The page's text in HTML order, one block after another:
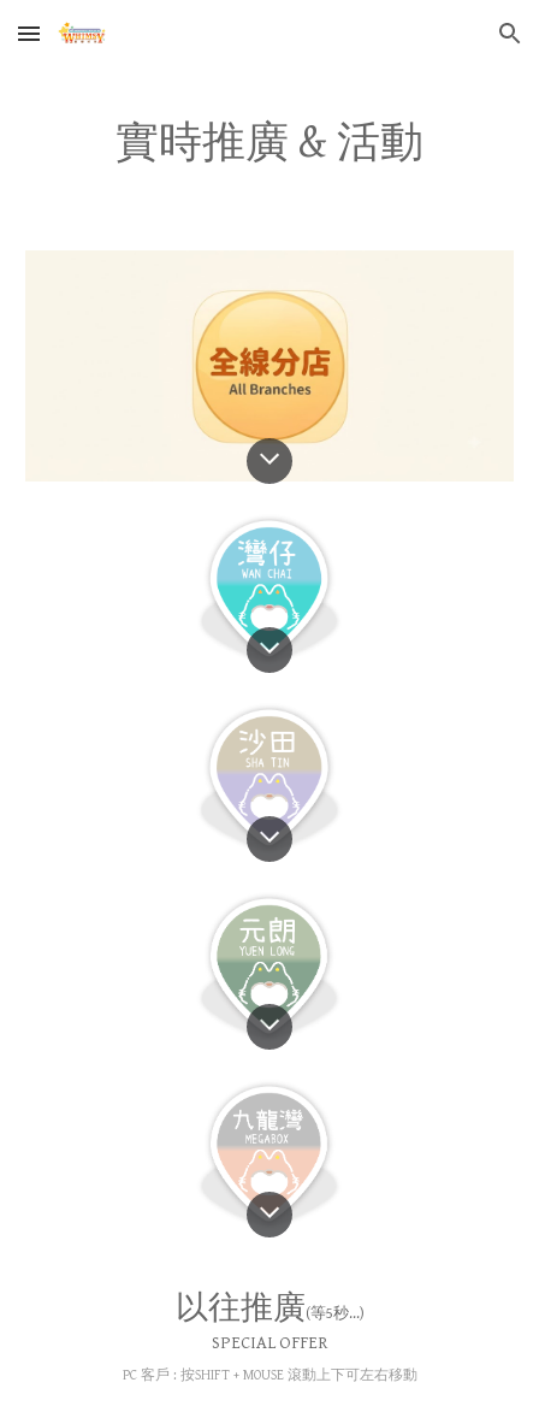
Skip to main content Skip to navigation
實時推廣 & 活動
以往推廣(等5秒...)
SPECIAL OFFER
PC 客戶 : 按SHIFT + MOUSE 滾動上下可左右移動